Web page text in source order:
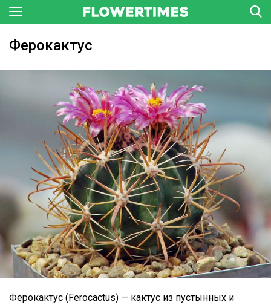
Ферокактус
Ферокактус (Ferocactus) — кактус из пустынных и